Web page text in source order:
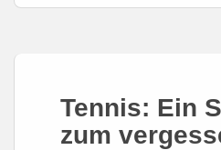
Tennis: Ein
zum